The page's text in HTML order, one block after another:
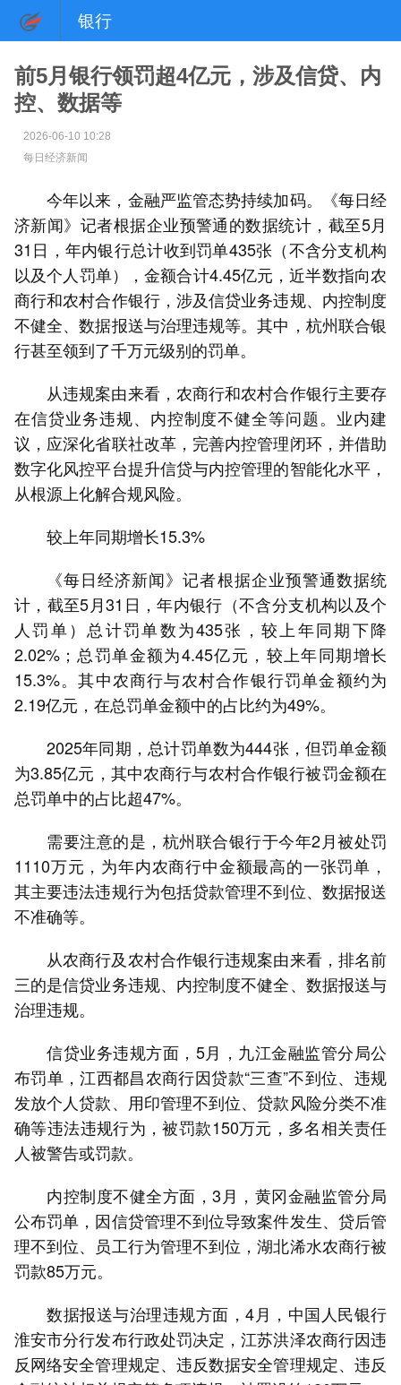
银行
前5月银行领罚超4亿元，涉及信贷、内
控、数据等
2026-06-10 10:28
每日经济新闻
今年以来，金融严监管态势持续加码。《每日经
济新闻》记者根据企业预警通的数据统计，截至5月
31日，年内银行总计收到罚单435张（不含分支机构
以及个人罚单），金额合计4.45亿元，近半数指向农
商行和农村合作银行，涉及信贷业务违规、内控制度
不健全、数据报送与治理违规等。其中，杭州联合银
行甚至领到了千万元级别的罚单。
从违规案由来看，农商行和农村合作银行主要存
在信贷业务违规、内控制度不健全等问题。业内建
议，应深化省联社改革，完善内控管理闭环，并借助
数字化风控平台提升信贷与内控管理的智能化水平，
从根源上化解合规风险。
较上年同期增长15.3%
《每日经济新闻》记者根据企业预警通数据统
计，截至5月31日，年内银行（不含分支机构以及个
人罚单）总计罚单数为435张，较上年同期下降
2.02%；总罚单金额为4.45亿元，较上年同期增长
15.3%。其中农商行与农村合作银行罚单金额约为
2.19亿元，在总罚单金额中的占比约为49%。
2025年同期，总计罚单数为444张，但罚单金额
为3.85亿元，其中农商行与农村合作银行被罚金额在
总罚单中的占比超47%。
需要注意的是，杭州联合银行于今年2月被处罚
1110万元，为年内农商行中金额最高的一张罚单，
其主要违法违规行为包括贷款管理不到位、数据报送
不准确等。
从农商行及农村合作银行违规案由来看，排名前
三的是信贷业务违规、内控制度不健全、数据报送与
治理违规。
信贷业务违规方面，5月，九江金融监管分局公
布罚单，江西都昌农商行因贷款“三查”不到位、违规
发放个人贷款、用印管理不到位、贷款风险分类不准
确等违法违规行为，被罚款150万元，多名相关责任
人被警告或罚款。
内控制度不健全方面，3月，黄冈金融监管分局
公布罚单，因信贷管理不到位导致案件发生、贷后管
理不到位、员工行为管理不到位，湖北浠水农商行被
罚款85万元。
数据报送与治理违规方面，4月，中国人民银行
淮安市分行发布行政处罚决定，江苏洪泽农商行因违
反网络安全管理规定、违反数据安全管理规定、违反